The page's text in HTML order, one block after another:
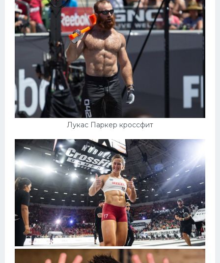
Лукас Паркер кроссфит